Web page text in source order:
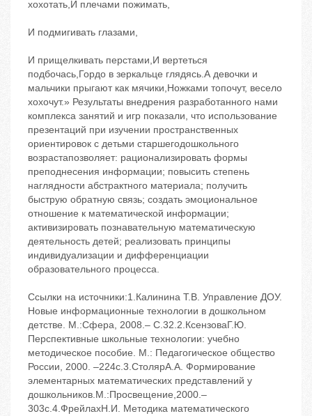
хохотать,И плечами пожимать,
И подмигивать глазами,
И прищелкивать перстами,И вертеться
подбочась,Гордо в зеркальце глядясь.А девочки и
мальчики прыгают как мячики,Ножками топочут, весело
хохочут.» Результаты внедрения разработанного нами
комплекса занятий и игр показали, что использование
презентаций при изучении пространственных
ориентировок с детьми старшегодошкольного
возрастапозволяет: рационализировать формы
преподнесения информации; повысить степень
наглядности абстрактного материала; получить
быструю обратную связь; создать эмоциональное
отношение к математической информации;
активизировать познавательную математическую
деятельность детей; реализовать принципы
индивидуализации и дифференциации
образовательного процесса.
Ссылки на источники:1.Калинина Т.В. Управление ДОУ.
Новые информационные технологии в дошкольном
детстве. М.:Сфера, 2008.– С.32.2.КсензоваГ.Ю.
Перспективные школьные технологии: учебно
методическое пособие. М.: Педагогическое общество
России, 2000. –224с.3.СтолярА.А. Формирование
элементарных математических представлений у
дошкольников.М.:Просвещение,2000.–
303с.4.ФрейлахН.И. Методика математического